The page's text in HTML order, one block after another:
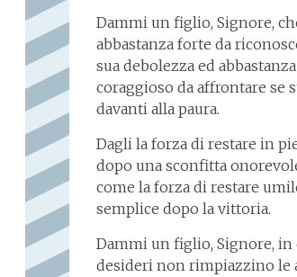
Dammi un figlio, Signore,
abbastanza forte da
sua debolezza ed abbastanza
coraggioso da affrontare se
davanti alla paura.
Dagli la forza di restare in
dopo una sconfitta
come la forza di restare
semplice dopo la vittoria.
Dammi un figlio, Signore, in
desideri non rimpiazzino le